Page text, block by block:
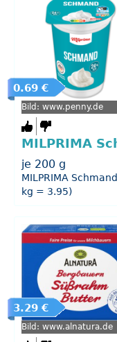
0.69 €
Bild: www.penny.de
MILPRIMA
je 200 g
MILPRIMA
kg = 3.95)
3.29 €
Bild: www.alnatura.de